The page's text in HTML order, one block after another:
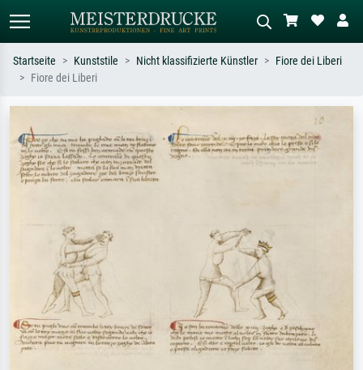
oder Stilen – z.B. Monet,
Sternennacht, Impressionismus, Welle
Hokusai, Akt.
Beschreiben Sie die Szene – z.B. Grüne
Wiese, Abstrakt mit viel Rot, Dunkles
Ölgemälde, Stehender Akt neben einem
Baum.
Startseite Kunststile Nicht klassifizierte Künstler
Fiore dei Liberi
Fiore dei Liberi